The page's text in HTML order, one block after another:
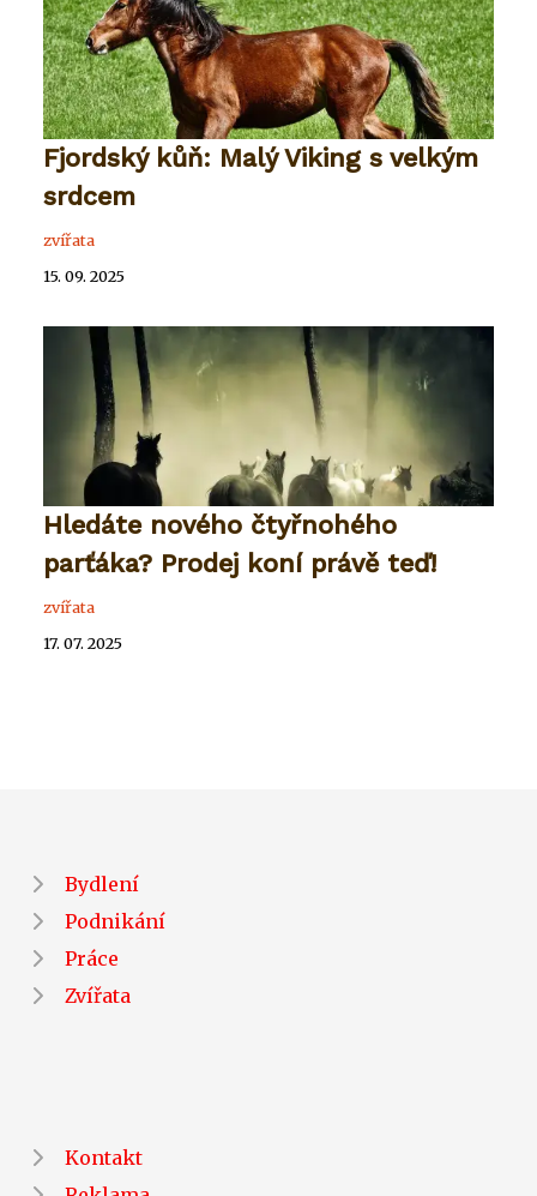
Fjordský kůň: Malý Viking s velkým
srdcem
zvířata
15. 09. 2025
Hledáte nového čtyřnohého
parťáka? Prodej koní právě teď!
zvířata
17. 07. 2025
Bydlení
Podnikání
Práce
Zvířata
Kontakt